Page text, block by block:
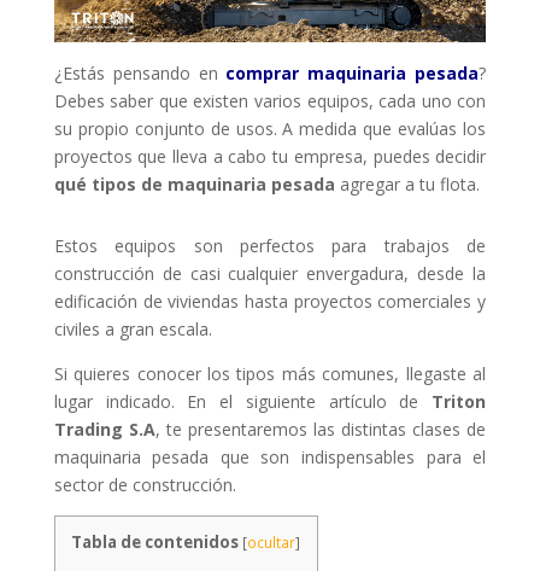
¿Estás pensando en comprar maquinaria pesada?
Debes saber que existen varios equipos, cada uno con
su propio conjunto de usos. A medida que evalúas los
proyectos que lleva a cabo tu empresa, puedes decidir
qué tipos de maquinaria pesada agregar a tu flota.
Estos equipos son perfectos para trabajos de
construcción de casi cualquier envergadura, desde la
edificación de viviendas hasta proyectos comerciales y
civiles a gran escala.
Si quieres conocer los tipos más comunes, llegaste al
lugar indicado. En el siguiente artículo de Triton
Trading S.A, te presentaremos las distintas clases de
maquinaria pesada que son indispensables para el
sector de construcción.
Tabla de contenidos [ocultar]